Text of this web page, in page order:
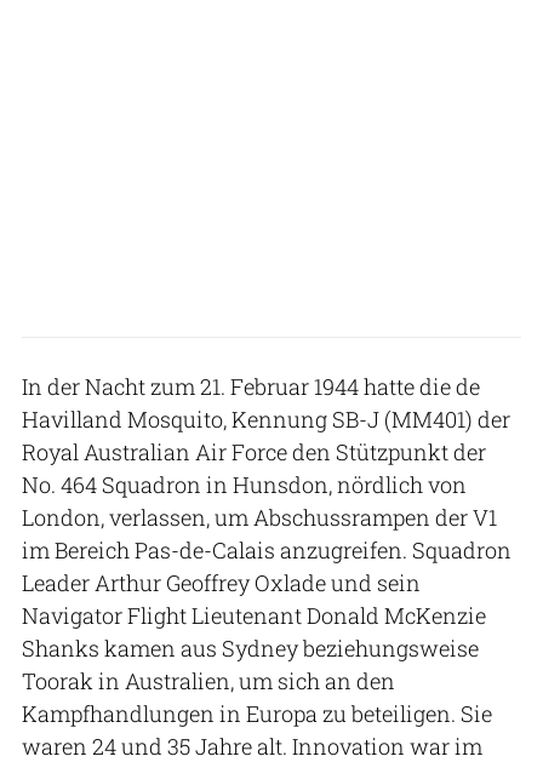
In der Nacht zum 21. Februar 1944 hatte die de
Havilland Mosquito, Kennung SB-J (MM401) der
Royal Australian Air Force den Stützpunkt der
No. 464 Squadron in Hunsdon, nördlich von
London, verlassen, um Abschussrampen der V1
im Bereich Pas-de-Calais anzugreifen. Squadron
Leader Arthur Geoffrey Oxlade und sein
Navigator Flight Lieutenant Donald McKenzie
Shanks kamen aus Sydney beziehungsweise
Toorak in Australien, um sich an den
Kampfhandlungen in Europa zu beteiligen. Sie
waren 24 und 35 Jahre alt. Innovation war im